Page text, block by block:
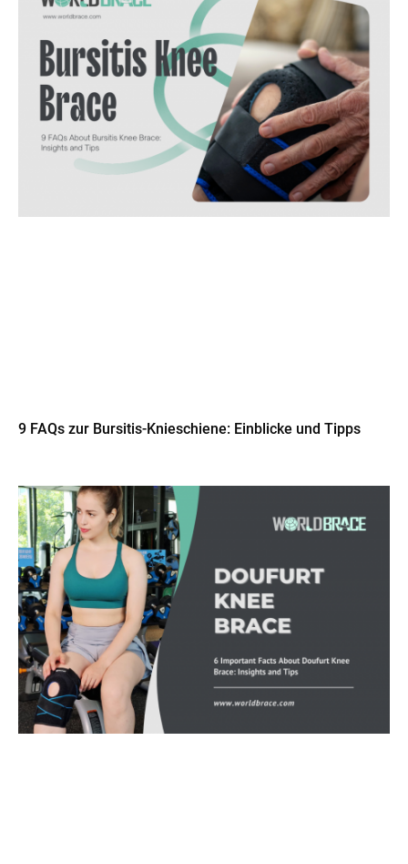
9 FAQs zur Bursitis-Knieschiene: Einblicke und Tipps